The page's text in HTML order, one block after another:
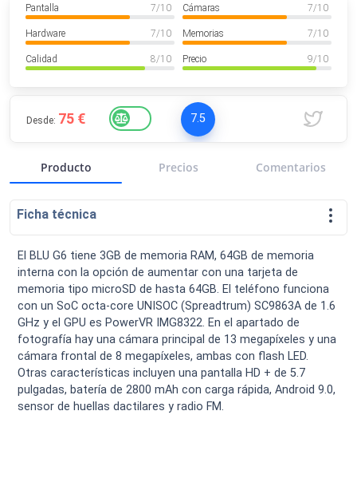
Luchinen
Uruguay
Hola me gustaría saber Si el celula...
VER MÁS
Pantalla 7/ 10 Cámaras 7/ 10
Hardware 7/ 10 Memorias 7/ 10
Calidad 8/ 10 Precio 9/ 10
Desde: 75 € 7.5
Producto Precios Comentarios
Ficha técnica
El BLU G6 tiene 3GB de memoria RAM, 64GB de memoria
interna con la opción de aumentar con una tarjeta de
memoria tipo microSD de hasta 64GB. El teléfono funciona
con un SoC octa-core UNISOC (Spreadtrum) SC9863A de 1.6
GHz y el GPU es PowerVR IMG8322. En el apartado de
fotografía hay una cámara principal de 13 megapíxeles y una
cámara frontal de 8 megapíxeles, ambas con flash LED.
Otras características incluyen una pantalla HD + de 5.7
pulgadas, batería de 2800 mAh con carga rápida, Android 9.0,
sensor de huellas dactilares y radio FM.
Descargas Comparativas
Operadores Eventos Comparador